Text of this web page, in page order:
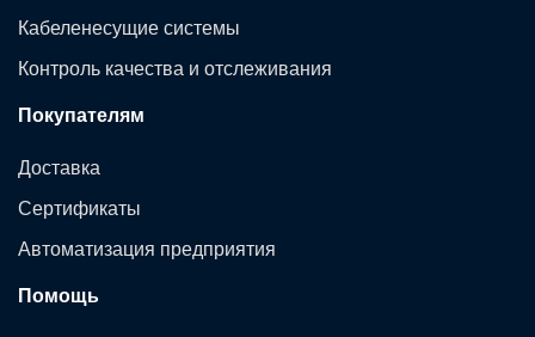
Кабеленесущие системы
Контроль качества и отслеживания
Покупателям
Доставка
Сертификаты
Автоматизация предприятия
Помощь